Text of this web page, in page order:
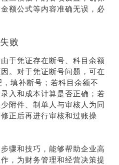
额公式等内容准确无误，必
败
于凭证存在断号、科目余额
。对于凭证断号问题，可在
填补断号；若科目余额不
入和成本计算是否正确；若
附件、制单人与审核人为同
正后再进行审核和过账操
骤和技巧，能够帮助企业高
，为财务管理和经营决策提